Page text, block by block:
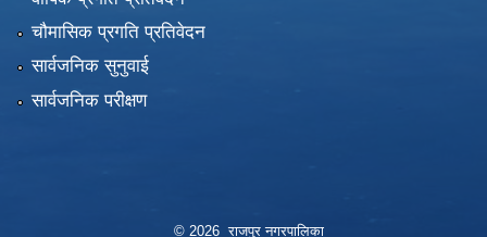
चौमासिक प्रगति प्रतिवेदन
सार्वजनिक सुनुवाई
सार्वजनिक परीक्षण
© 2026 राजपुर नगरपालिका